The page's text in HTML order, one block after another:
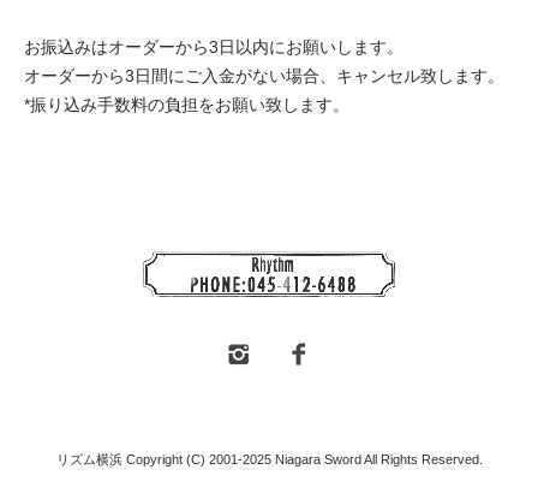
お振込みはオーダーから3日以内にお願いします。
オーダーから3日間にご入金がない場合、キャンセル致します。
*振り込み手数料の負担をお願い致します。
リズム横浜 Copyright (C) 2001-2025 Niagara Sword All Rights Reserved.